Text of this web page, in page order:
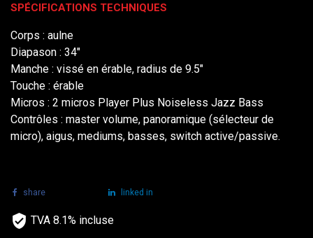
SPÉCIFICATIONS TECHNIQUES
Corps : aulne
Diapason : 34"
Manche : vissé en érable, radius de 9.5"
Touche : érable
Micros : 2 micros Player Plus Noiseless Jazz Bass
Contrôles : master volume, panoramique (sélecteur de
micro), aigus, mediums, basses, switch active/passive.
share linked in
TVA 8.1% incluse